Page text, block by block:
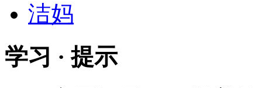
洁妈
学习 · 提示